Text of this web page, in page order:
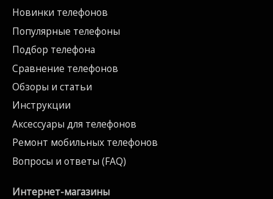
Новинки телефонов
Популярные телефоны
Подбор телефона
Сравнение телефонов
Обзоры и статьи
Инструкции
Аксессуары для телефонов
Ремонт мобильных телефонов
Вопросы и ответы (FAQ)
Интернет-магазины